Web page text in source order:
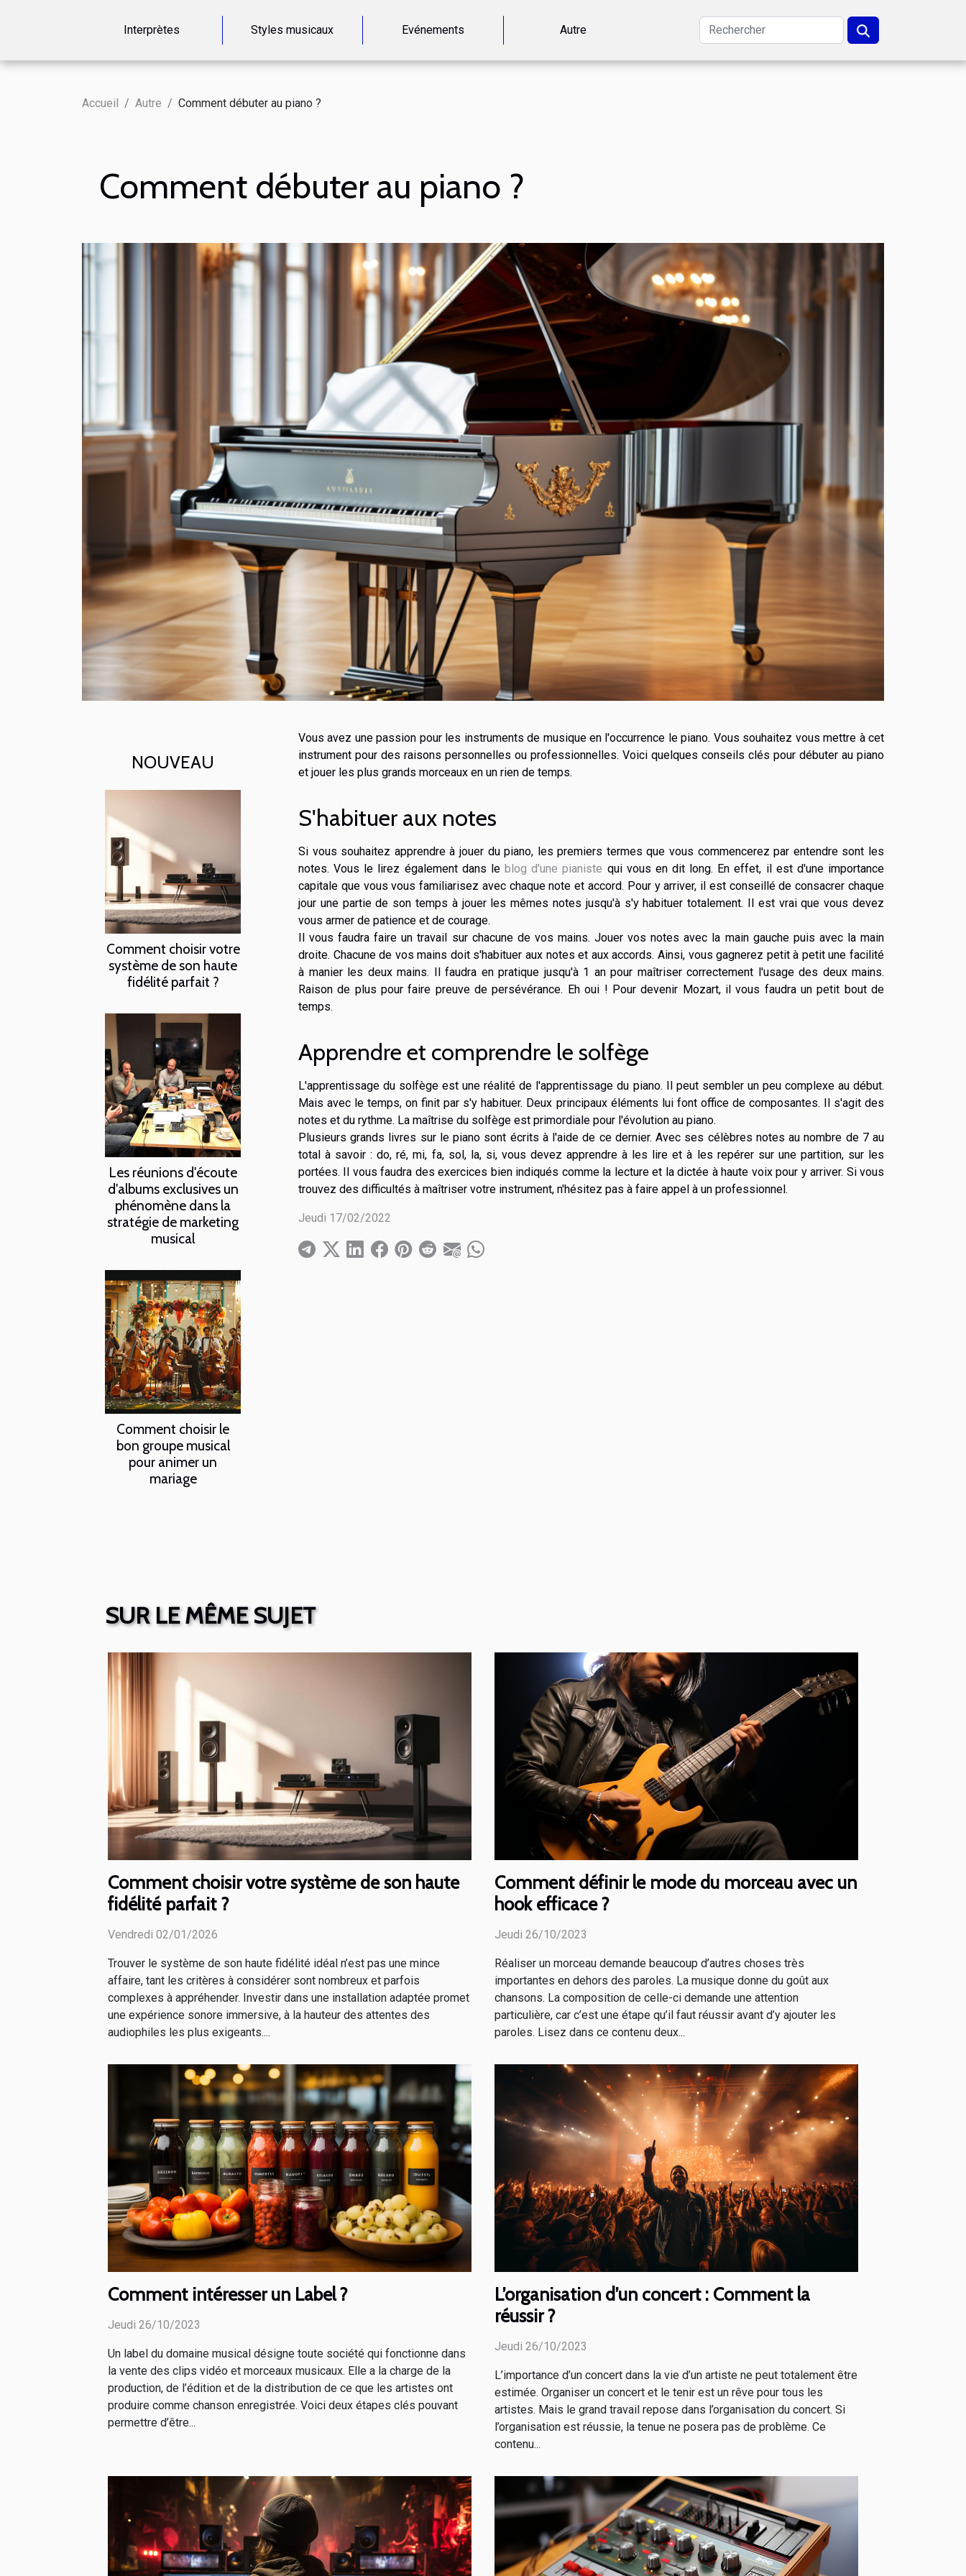
Interprètes Styles musicaux Evénements Autre
Accueil Autre Comment débuter au piano ?
Comment débuter au piano ?
NOUVEAU
Comment choisir votre
système de son haute
fidélité parfait ?
Les réunions d'écoute
d'albums exclusives un
phénomène dans la
stratégie de marketing
musical
Comment choisir le
bon groupe musical
pour animer un
mariage
Vous avez une passion pour les instruments de musique en l'occurrence le piano. Vous souhaitez vous mettre à cet
instrument pour des raisons personnelles ou professionnelles. Voici quelques conseils clés pour débuter au piano
et jouer les plus grands morceaux en un rien de temps.
S'habituer aux notes
Si vous souhaitez apprendre à jouer du piano, les premiers termes que vous commencerez par entendre sont les
notes. Vous le lirez également dans le blog d'une pianiste qui vous en dit long. En effet, il est d'une importance
capitale que vous vous familiarisez avec chaque note et accord. Pour y arriver, il est conseillé de consacrer chaque
jour une partie de son temps à jouer les mêmes notes jusqu'à s'y habituer totalement. Il est vrai que vous devez
vous armer de patience et de courage.
Il vous faudra faire un travail sur chacune de vos mains. Jouer vos notes avec la main gauche puis avec la main
droite. Chacune de vos mains doit s'habituer aux notes et aux accords. Ainsi, vous gagnerez petit à petit une facilité
à manier les deux mains. Il faudra en pratique jusqu'à 1 an pour maîtriser correctement l'usage des deux mains.
Raison de plus pour faire preuve de persévérance. Eh oui ! Pour devenir Mozart, il vous faudra un petit bout de
temps.
Apprendre et comprendre le solfège
L'apprentissage du solfège est une réalité de l'apprentissage du piano. Il peut sembler un peu complexe au début.
Mais avec le temps, on finit par s'y habituer. Deux principaux éléments lui font office de composantes. Il s'agit des
notes et du rythme. La maîtrise du solfège est primordiale pour l'évolution au piano.
Plusieurs grands livres sur le piano sont écrits à l'aide de ce dernier. Avec ses célèbres notes au nombre de 7 au
total à savoir : do, ré, mi, fa, sol, la, si, vous devez apprendre à les lire et à les repérer sur une partition, sur les
portées. Il vous faudra des exercices bien indiqués comme la lecture et la dictée à haute voix pour y arriver. Si vous
trouvez des difficultés à maîtriser votre instrument, n'hésitez pas à faire appel à un professionnel.
Jeudi 17/02/2022
SUR LE MÊME SUJET
Comment choisir votre système de son haute
fidélité parfait ?
Vendredi 02/01/2026
Trouver le système de son haute fidélité idéal n’est pas une mince
affaire, tant les critères à considérer sont nombreux et parfois
complexes à appréhender. Investir dans une installation adaptée promet
une expérience sonore immersive, à la hauteur des attentes des
audiophiles les plus exigeants....
Comment définir le mode du morceau avec un
hook efficace ?
Jeudi 26/10/2023
Réaliser un morceau demande beaucoup d’autres choses très
importantes en dehors des paroles. La musique donne du goût aux
chansons. La composition de celle-ci demande une attention
particulière, car c’est une étape qu’il faut réussir avant d’y ajouter les
paroles. Lisez dans ce contenu deux...
Comment intéresser un Label ?
Jeudi 26/10/2023
Un label du domaine musical désigne toute société qui fonctionne dans
la vente des clips vidéo et morceaux musicaux. Elle a la charge de la
production, de l’édition et de la distribution de ce que les artistes ont
produire comme chanson enregistrée. Voici deux étapes clés pouvant
permettre d’être...
L’organisation d’un concert : Comment la
réussir ?
Jeudi 26/10/2023
L’importance d’un concert dans la vie d’un artiste ne peut totalement être
estimée. Organiser un concert et le tenir est un rêve pour tous les
artistes. Mais le grand travail repose dans l’organisation du concert. Si
l’organisation est réussie, la tenue ne posera pas de problème. Ce
contenu...